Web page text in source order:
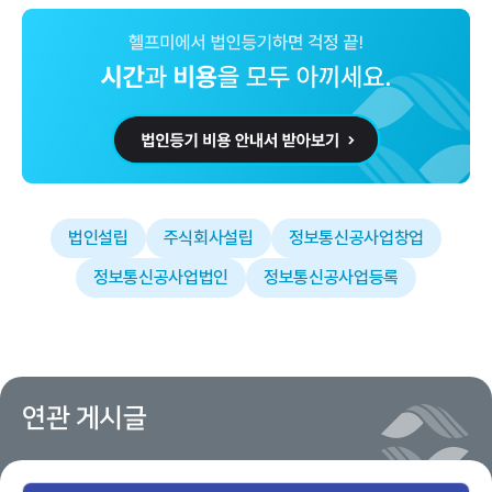
법인설립 주식회사설립
정보통신공사업창업
정보통신공사업법인
정보통신공사업등록
연관 게시글